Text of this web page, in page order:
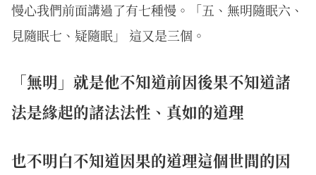
慢心我們前面講過了有七種慢。「五、無明隨眠六、
見隨眠七、疑隨眠」 這又是三個。
「無明」就是他不知道前因後果不知道諸
法是緣起的諸法法性、真如的道理
也不明白不知道因果的道理這個世間的因